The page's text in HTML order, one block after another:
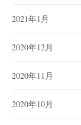
2021年1月
2020年12月
2020年11月
2020年10月